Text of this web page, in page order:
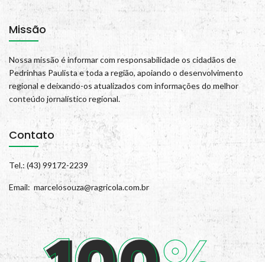
Missão
Nossa missão é informar com responsabilidade os cidadãos de
Pedrinhas Paulista e toda a região, apoiando o desenvolvimento
regional e deixando-os atualizados com informações do melhor
conteúdo jornalístico regional.
Contato
Tel.: (43) 99172-2239
Email: marcelosouza@ragricola.com.br